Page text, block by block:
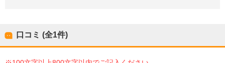
口コミ (全1件)